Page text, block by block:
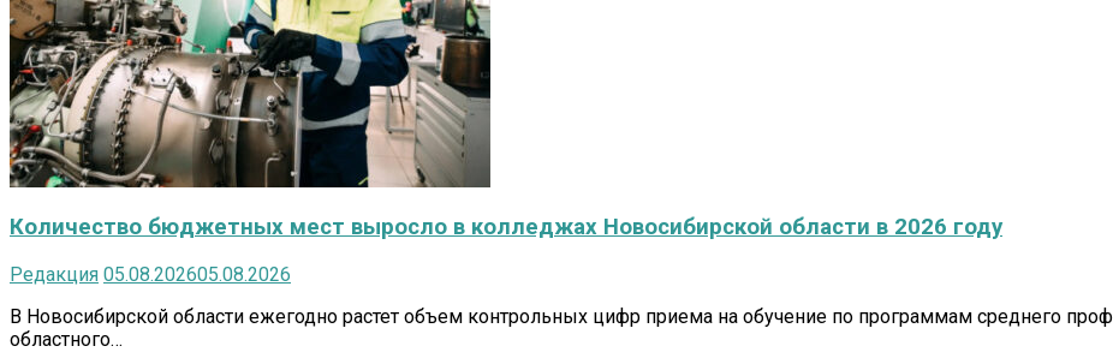
Количество бюджетных мест выросло в колледжах Новосибирской области в 2026 году
Редакция 05.08.202605.08.2026
В Новосибирской области ежегодно растет объем контрольных цифр приема на обучение по программам среднего
областного…